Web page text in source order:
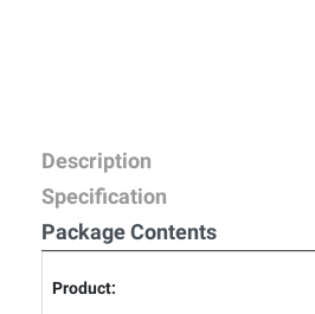
Description
Specification
Package Contents